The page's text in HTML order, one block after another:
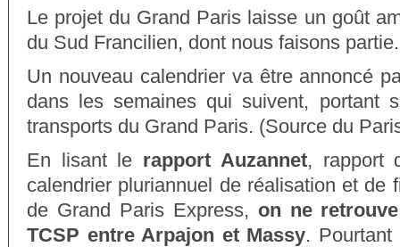
Le projet du Grand Paris laisse un goût
du Sud Francilien, dont nous faisons partie.
Un nouveau calendrier va être annoncé
dans les semaines qui suivent, portant
transports du Grand Paris. (Source du
En lisant le rapport Auzannet, rapport
calendrier pluriannuel de réalisation et de
de Grand Paris Express, on ne
TCSP entre Arpajon et Massy. Pourtant